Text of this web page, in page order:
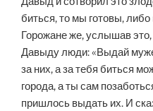
биться, то мы готовы,
Горожане же, услышав это,
Давыду люди: «Выдай
за них, а за тебя биться
города, а ты сам
пришлось выдать их. И